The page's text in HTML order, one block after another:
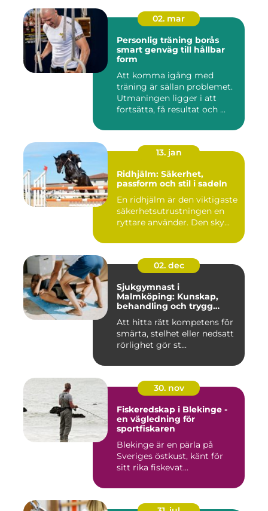
02. mar
Personlig träning borås
smart genväg till hållbar
form
Att komma igång med
träning är sällan problemet.
Utmaningen ligger i att
fortsätta, få resultat och ...
13. jan
Ridhjälm: Säkerhet,
passform och stil i sadeln
En ridhjälm är den viktigaste
säkerhetsutrustningen en
ryttare använder. Den sky...
02. dec
Sjukgymnast i
Malmköping: Kunskap,
behandling och trygg
Att hitta rätt kompetens för
smärta, stelhet eller nedsatt
rörlighet gör st...
30. nov
Fiskeredskap i Blekinge -
en vägledning för
sportfiskaren
Blekinge är en pärla på
Sveriges östkust, känt för
sitt rika fiskevat...